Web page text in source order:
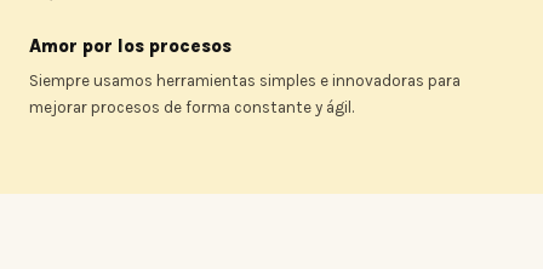
Amor por los procesos
Siempre usamos herramientas simples e innovadoras para
mejorar procesos de forma constante y ágil.